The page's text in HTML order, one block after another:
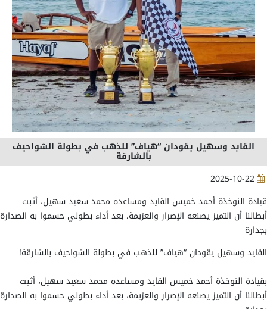
القايد وسهيل يقودان “هياف” للذهب في بطولة الشواحيف
بالشارقة
2025-10-22
قيادة النوخذة أحمد خميس القايد ومساعده محمد سعيد سهيل، أثبت
أبطالنا أن التميز يصنعه الإصرار والعزيمة، بعد أداء بطولي حسموا به الصدارة
بجدارة
القايد وسهيل يقودان “هياف” للذهب في بطولة الشواحيف بالشارقة!
بقيادة النوخذة أحمد خميس القايد ومساعده محمد سعيد سهيل، أثبت
أبطالنا أن التميز يصنعه الإصرار والعزيمة، بعد أداء بطولي حسموا به الصدارة